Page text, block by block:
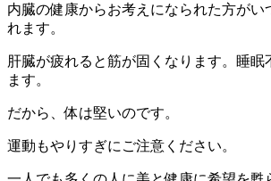
内臓の健康からお考えになられた方がい
れます。
肝臓が疲れると筋が固くなります。睡眠
ます。
だから、体は堅いのです。
運動もやりすぎにご注意ください。